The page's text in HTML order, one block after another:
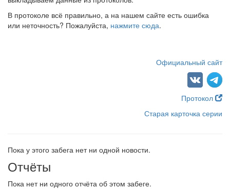
В протоколе всё правильно, а на нашем сайте есть ошибка
или неточность? Пожалуйста, нажмите сюда.
Официальный сайт
Протокол
Старая карточка серии
Пока у этого забега нет ни одной новости.
Отчёты
Пока нет ни одного отчёта об этом забеге.